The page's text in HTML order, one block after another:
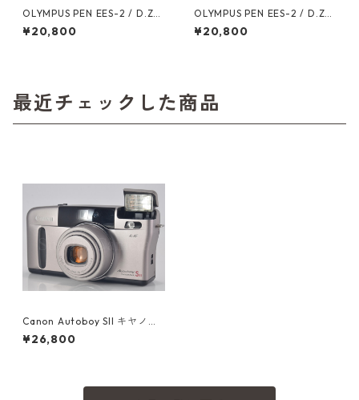
OLYMPUS PEN EES-2 / D.Zui
ko 30mm F2.8 オーバーホー
ル済 オリンパス (60826)
¥20,800
OLYMPUS PEN EES-2 / D.Zui
ko 30mm F2.8 オーバーホー
ル済 オリンパス (60590)
¥20,800
最近チェックした商品
Canon Autoboy SII キヤノン
(55059)
¥26,800